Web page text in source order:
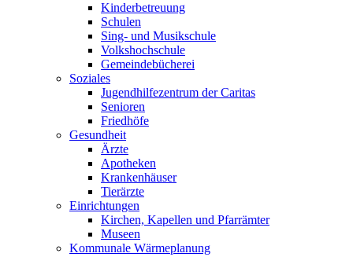
Kinderbetreuung
Schulen
Sing- und Musikschule
Volkshochschule
Gemeindebücherei
Soziales
Jugendhilfezentrum der Caritas
Senioren
Friedhöfe
Gesundheit
Ärzte
Apotheken
Krankenhäuser
Tierärzte
Einrichtungen
Kirchen, Kapellen und Pfarrämter
Museen
Kommunale Wärmeplanung